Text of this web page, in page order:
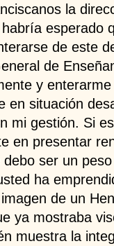
la
esperado
de este
de
y
en situación
mi gestión. Si
en presentar
ser un
ha
de un
ya mostraba
muestra la